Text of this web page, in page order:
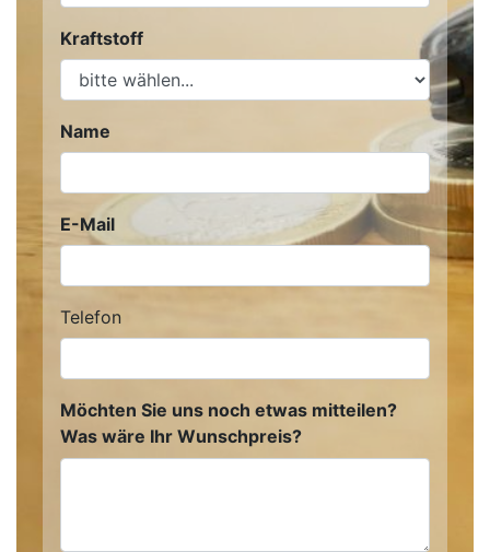
Kraftstoff
Name
E-Mail
Telefon
Möchten Sie uns noch etwas mitteilen?
Was wäre Ihr Wunschpreis?